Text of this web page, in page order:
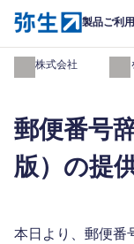
製品ご利
弥生株式会社 製
郵便番号
版）の提
本日より、郵便番